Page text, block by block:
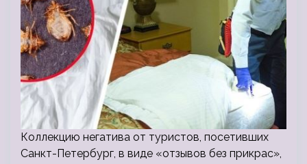
Коллекцию негатива от туристов, посетивших
Санкт-Петербург, в виде «отзывов без прикрас»,